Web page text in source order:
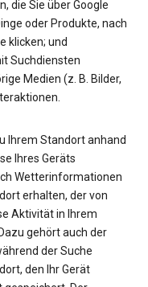
die Sie über Google
oder Produkte, nach
klicken; und
Suchdiensten
Medien (z. B. Bilder,
Ihrem Standort anhand
Ihres Geräts
Wetterinformationen
erhalten, der von
Aktivität in Ihrem
gehört auch der
der Suche
den Ihr Gerät